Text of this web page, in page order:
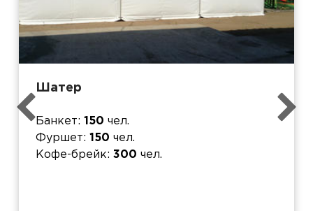
Шатер
Банкет 150 чел.
Фуршет
150 чел.
Кофе-брейк
300 чел.